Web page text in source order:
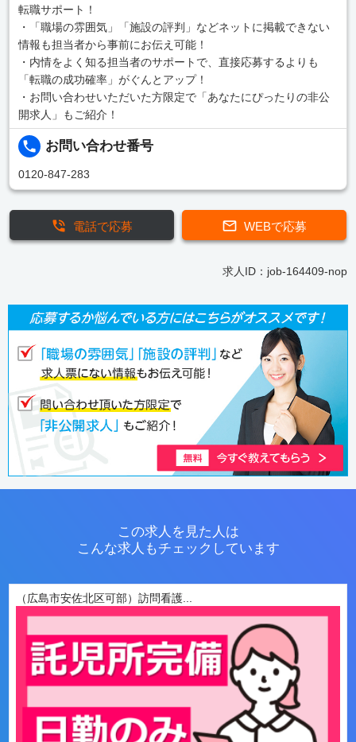
転職サポート！
・「職場の雰囲気」「施設の評判」などネットに掲載できない
情報も担当者から事前にお伝え可能！
・内情をよく知る担当者のサポートで、直接応募するよりも
「転職の成功確率」がぐんとアップ！
・お問い合わせいただいた方限定で「あなたにぴったりの非公
開求人」もご紹介！
お問い合わせ番号
0120-847-283
WEBで応募
電話で応募
求人ID：job-164409-nop
この求人を見た人は
こんな求人もチェックしています
（広島市安佐北区可部）訪問看護...